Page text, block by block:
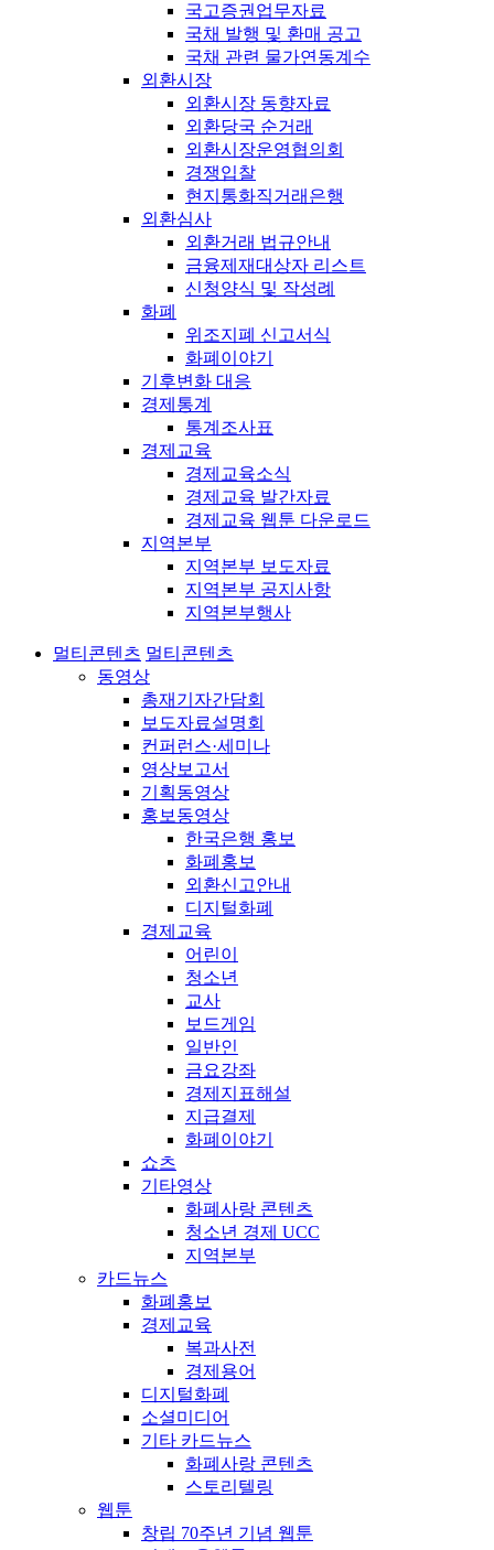
국고증권업무자료
국채 발행 및 환매 공고
국채 관련 물가연동계수
외환시장
외환시장 동향자료
외환당국 순거래
외환시장운영협의회
경쟁입찰
현지통화직거래은행
외환심사
외환거래 법규안내
금융제재대상자 리스트
신청양식 및 작성례
화폐
위조지폐 신고서식
화폐이야기
기후변화 대응
경제통계
통계조사표
경제교육
경제교육소식
경제교육 발간자료
경제교육 웹툰 다운로드
지역본부
지역본부 보도자료
지역본부 공지사항
지역본부행사
멀티콘텐츠 멀티콘텐츠
동영상
총재기자간담회
보도자료설명회
컨퍼런스·세미나
영상보고서
기획동영상
홍보동영상
한국은행 홍보
화폐홍보
외환신고안내
디지털화폐
경제교육
어린이
청소년
교사
보드게임
일반인
금요강좌
경제지표해설
지급결제
화폐이야기
쇼츠
기타영상
화폐사랑 콘텐츠
청소년 경제 UCC
지역본부
카드뉴스
화폐홍보
경제교육
복과사전
경제용어
디지털화폐
소셜미디어
기타 카드뉴스
화폐사랑 콘텐츠
스토리텔링
웹툰
창립 70주년 기념 웹툰